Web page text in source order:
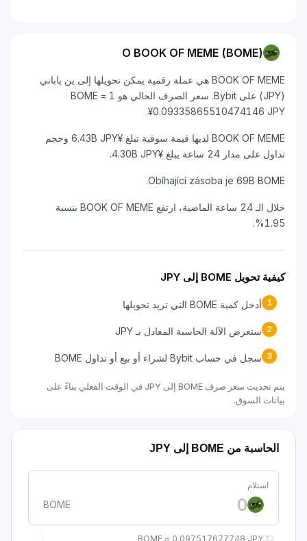
O BOOK OF MEME (BOME)
BOOK OF MEME هي عملة رقمية يمكن تحويلها إلى ين ياباني
(JPY) على Bybit. سعر الصرف الحالي هو 1 BOME =
¥0.09335865510474146 JPY.
BOOK OF MEME لديها قيمة سوقية تبلغ ¥6.43B JPY وحجم
تداول على مدار 24 ساعة يبلغ ¥4.30B JPY.
Obíhající zásoba je 69B BOME.
خلال الـ 24 ساعة الماضية، ارتفع BOOK OF MEME بنسبة
1.95%.
كيفية تحويل BOME إلى JPY
1 أدخل كمية BOME التي تريد تحويلها
2 ستعرض الآلة الحاسبة المعادل بـ JPY
3 سجل في حساب Bybit لشراء أو بيع أو تداول BOME
يتم تحديث سعر صرف BOME إلى JPY في الوقت الفعلي بناءً على
بيانات السوق.
الحاسبة من BOME إلى JPY
استلام
BOME
1 BOME ≈ 0.097517677748 JPY